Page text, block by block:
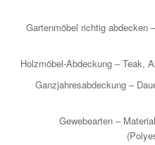
Gartenmöbel richtig abdecken
Holzmöbel-Abdeckung – Teak,
Ganzjahresabdeckung –
Gewebearten –